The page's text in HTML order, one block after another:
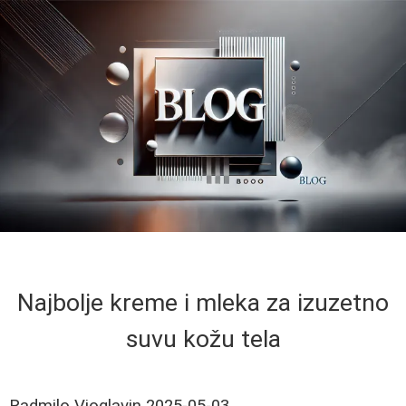
Najbolje kreme i mleka za izuzetno
suvu kožu tela